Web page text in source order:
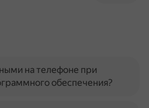
на телефоне при
обеспечения?